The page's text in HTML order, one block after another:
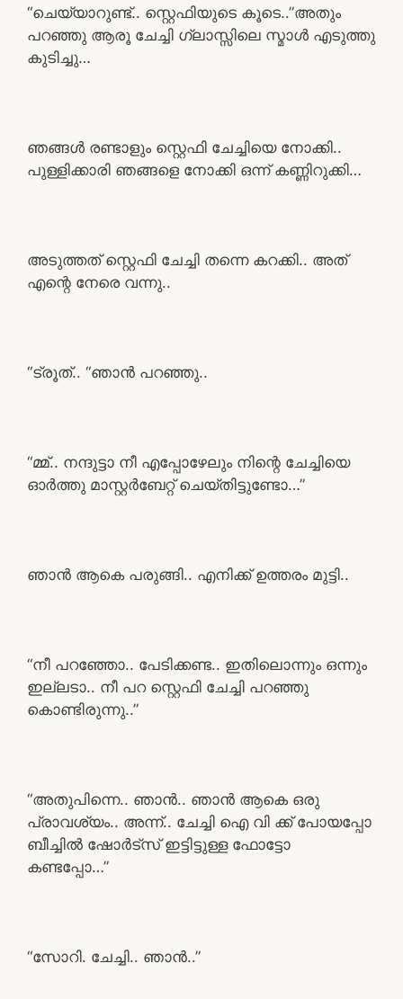
“ചെയ്യാറുണ്ട്.. സ്റ്റെഫിയുടെ കൂടെ..”അതും
പറഞ്ഞു ആരൂ ചേച്ചി ഗ്ലാസ്സിലെ സ്മാൾ എടുത്തു
കുടിച്ചു…
ഞങ്ങൾ രണ്ടാളും സ്റ്റെഫി ചേച്ചിയെ നോക്കി..
പുള്ളിക്കാരി ഞങ്ങളെ നോക്കി ഒന്ന് കണ്ണിറുക്കി…
അടുത്തത് സ്റ്റെഫി ചേച്ചി തന്നെ കറക്കി.. അത്
എന്റെ നേരെ വന്നു..
“ട്രൂത്.. “ഞാൻ പറഞ്ഞു..
“മ്മ്.. നന്ദുട്ടാ നീ എപ്പോഴേലും നിന്റെ ചേച്ചിയെ
ഓർത്തു മാസ്റ്റർബേറ്റ് ചെയ്തിട്ടുണ്ടോ…”
ഞാൻ ആകെ പരുങ്ങി.. എനിക്ക് ഉത്തരം മുട്ടി..
“നീ പറഞ്ഞോ.. പേടിക്കണ്ട.. ഇതിലൊന്നും ഒന്നും
ഇല്ലടാ.. നീ പറ സ്റ്റെഫി ചേച്ചി പറഞ്ഞു
കൊണ്ടിരുന്നു..”
“അതുപിന്നെ.. ഞാൻ.. ഞാൻ ആകെ ഒരു
പ്രാവശ്യം.. അന്ന്.. ചേച്ചി ഐ വി ക്ക് പോയപ്പോ
ബീച്ചിൽ ഷോർട്സ് ഇട്ടിട്ടുള്ള ഫോട്ടോ
കണ്ടപ്പോ…”
“സോറി. ചേച്ചി.. ഞാൻ..”